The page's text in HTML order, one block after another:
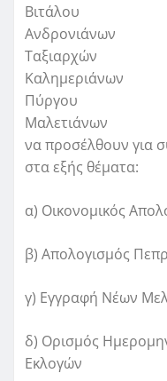
Βιτάλου
Ανδρονιάνων
Ταξιαρχών
Καλημεριάνων
Πύργου
Μαλετιάνων
να προσέλθουν για
στα εξής θέματα:
α) Οικονομικός
β) Απολογισμός
γ) Εγγραφή Νέων
δ) Ορισμός
Εκλογών